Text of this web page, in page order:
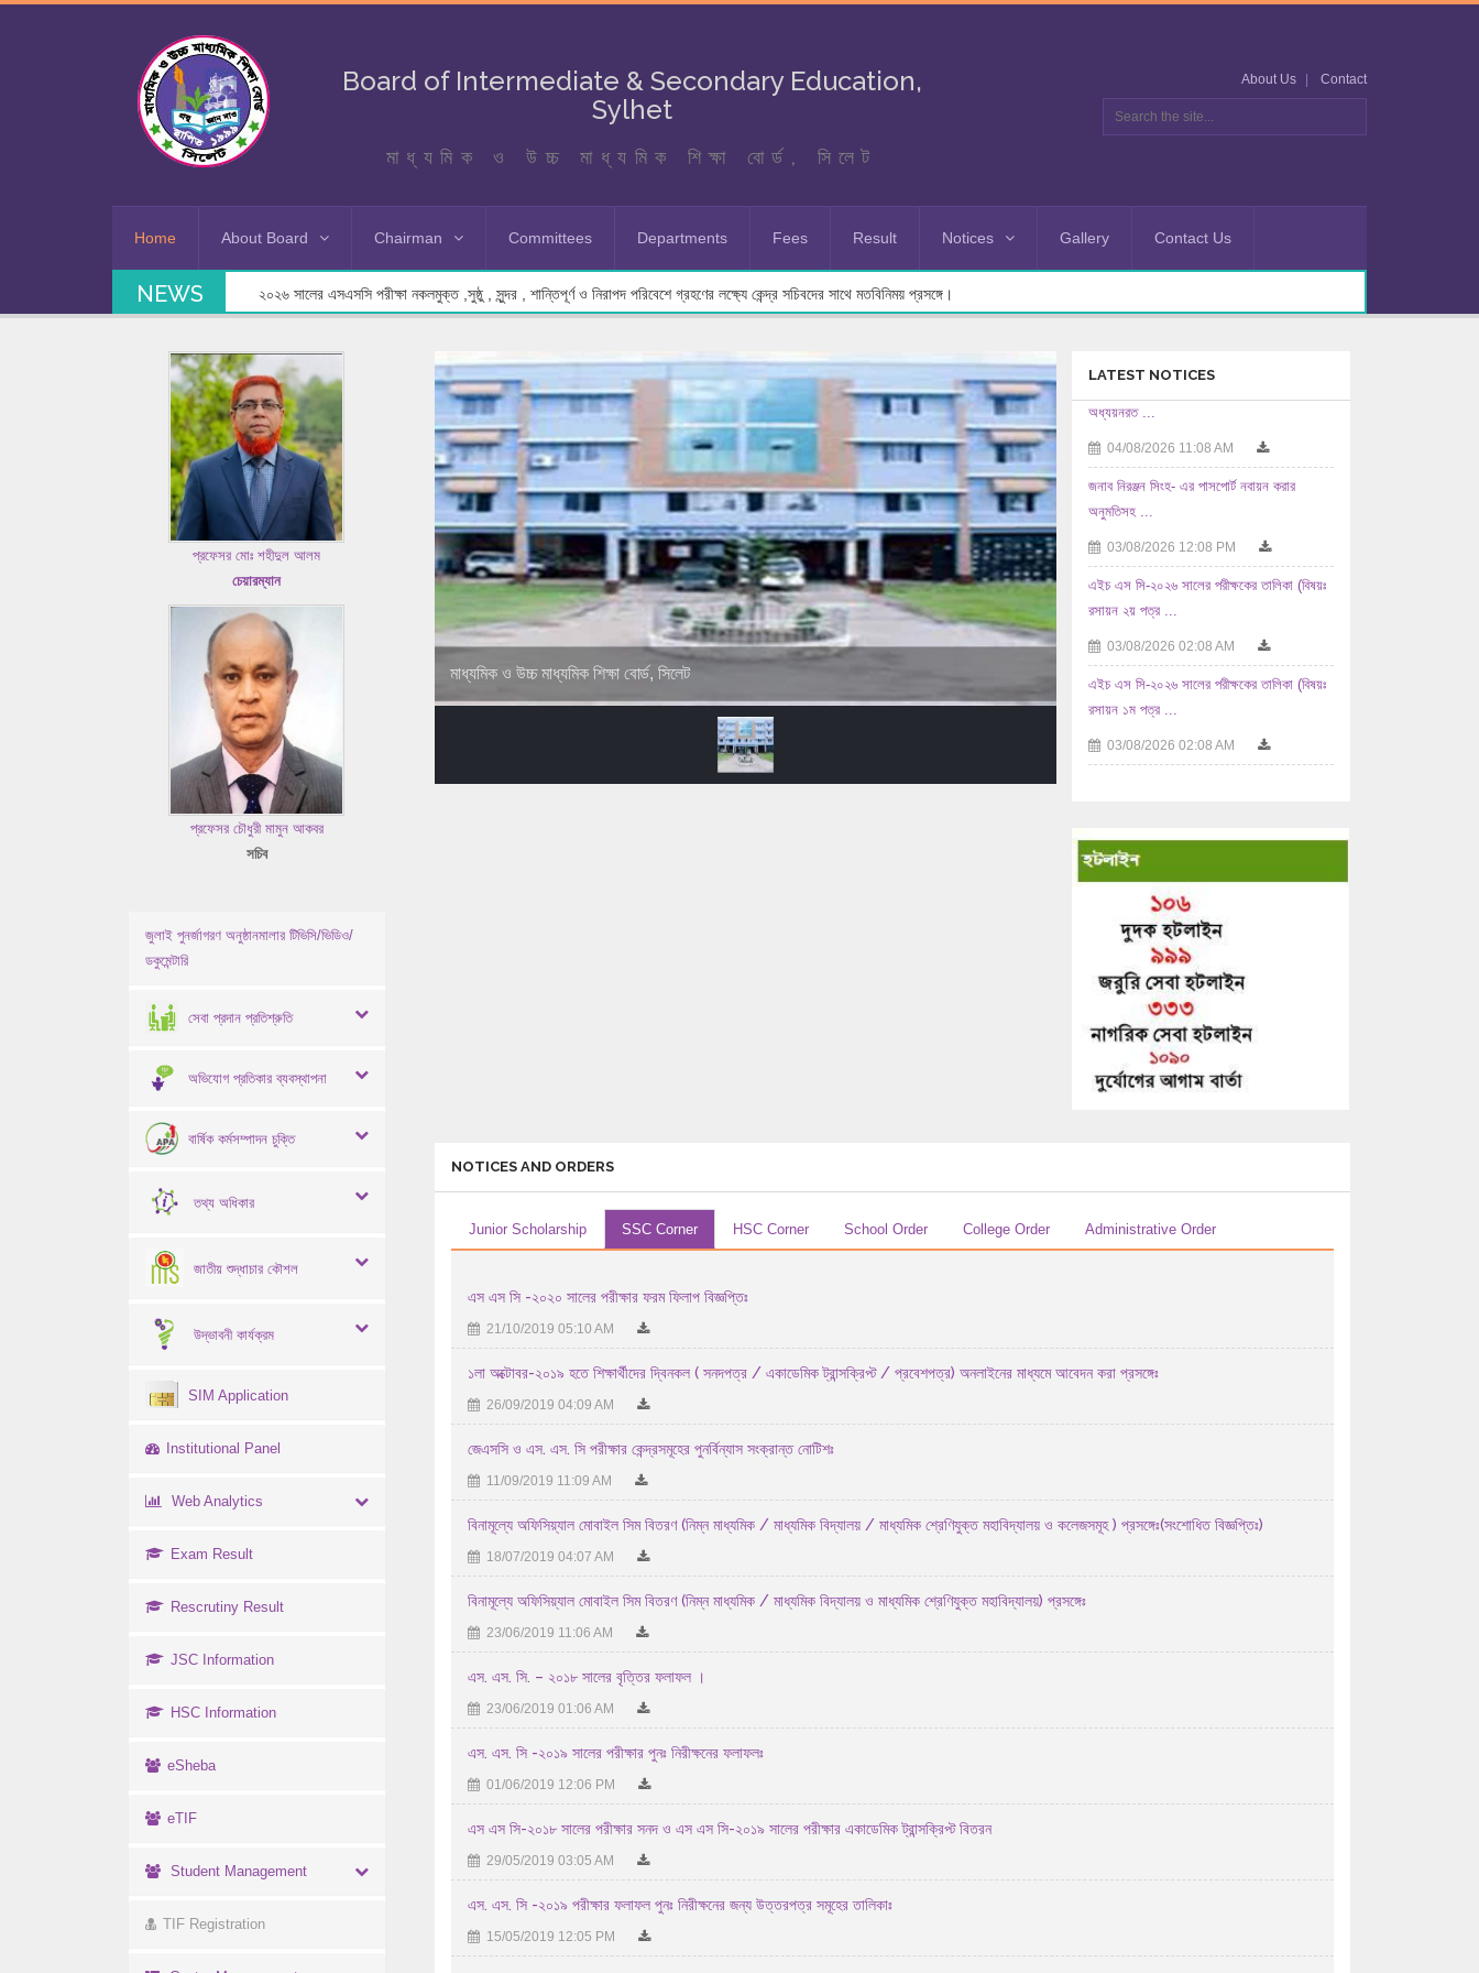
Board of Intermediate & Secondary Education,
Sylhet
মাধ্যমিক ও উচ্চ মাধ্যমিক শিক্ষা বোর্ড, সিলেট
About Us Contact
Home About Board Chairman Committees Departments Fees Result Notices Gallery Contact Us
NEWS ২০২৬ সালের এসএসসি পরীক্ষা নকলমুক্ত ,সুষ্ঠু , সুন্দর , শান্তিপূর্ণ ও নিরাপদ পরিবেশে গ্রহণের লক্ষ্যে কেন্দ্র সচিবদের সাথে মতবিনিময় প্রসঙ্গে।
প্রফেসর মোঃ শহীদুল আলম
চেয়ারম্যান
প্রফেসর চৌধুরী মামুন আকবর
সচিব
জুলাই পুনর্জাগরণ অনুষ্ঠানমালার টিভিসি/ভিডিও/
ডকুমেন্টারি
সেবা প্রদান প্রতিশ্রুতি
অভিযোগ প্রতিকার ব্যবস্থাপনা
বার্ষিক কর্মসম্পাদন চুক্তি
তথ্য অধিকার
জাতীয় শুদ্ধাচার কৌশল
উদ্ভাবনী কার্যক্রম
SIM Application
Institutional Panel
Web Analytics
Exam Result
Rescrutiny Result
JSC Information
HSC Information
eSheba
eTIF
Student Management
TIF Registration
মাধ্যমিক ও উচ্চ মাধ্যমিক শিক্ষা বোর্ড, সিলেট
LATEST NOTICES
অনুমতিসহ ...
03/08/2026 12:08 PM
রসায়ন ২য় পত্র ...
03/08/2026 02:08 AM
রসায়ন ১ম পত্র ...
03/08/2026 02:08 AM
...
যুক্তিবিদ্যা ...
02/08/2026 10:08 AM
এইচ এস সি-২০২৬ সালের পরীক্ষকের তালিকা (বিষয়ঃ
29/07/2026 04:07 AM
এইচ এস সি-২০২৬ সালের পরীক্ষকের তালিকা (বিষয়ঃ
29/07/2026 04:07 AM
এইচ এস সি-২০২৬ সালের পরীক্ষকের তালিকা (বিষয়ঃ
হিসাববিজ্ঞান ...
মূল্যায়নের পর ...
28/07/2026 12:07 PM
২০২৬ সালের এইচএসসি/সমমান পরীক্ষায় অংশগ্রহণ
প্রাইম মিনিস্টার্স গোল্ডকাপ ফুটবল টুর্নামেন্ট-২০২৬ ...
19/07/2026 11:07 AM
NOTICES AND ORDERS
Junior Scholarship SSC Corner HSC Corner School Order College Order Administrative Order
এস এস সি -২০২০ সালের পরীক্ষার ফরম ফিলাপ বিজ্ঞপ্তিঃ
21/10/2019 05:10 AM
১লা অক্টোবর-২০১৯ হতে শিক্ষার্থীদের দ্বিনকল ( সনদপত্র / একাডেমিক ট্রান্সক্রিপ্ট / প্রবেশপত্র) অনলাইনের মাধ্যমে আবেদন করা প্রসঙ্গেঃ
26/09/2019 04:09 AM
জেএসসি ও এস. এস. সি পরীক্ষার কেন্দ্রসমূহের পুনর্বিন্যাস সংক্রান্ত নোটিশঃ
11/09/2019 11:09 AM
বিনামূল্যে অফিসিয়্যাল মোবাইল সিম বিতরণ (নিম্ন মাধ্যমিক / মাধ্যমিক বিদ্যালয় / মাধ্যমিক শ্রেণিযুক্ত মহাবিদ্যালয় ও কলেজসমূহ ) প্রসঙ্গেঃ(সংশোধিত বিজ্ঞপ্তিঃ)
18/07/2019 04:07 AM
বিনামূল্যে অফিসিয়্যাল মোবাইল সিম বিতরণ (নিম্ন মাধ্যমিক / মাধ্যমিক বিদ্যালয় ও মাধ্যমিক শ্রেণিযুক্ত মহাবিদ্যালয়) প্রসঙ্গেঃ
23/06/2019 11:06 AM
এস. এস. সি. – ২০১৮ সালের বৃত্তির ফলাফল ।
23/06/2019 01:06 AM
এস. এস. সি -২০১৯ সালের পরীক্ষার পুনঃ নিরীক্ষনের ফলাফলঃ
01/06/2019 12:06 PM
এস এস সি-২০১৮ সালের পরীক্ষার সনদ ও এস এস সি-২০১৯ সালের পরীক্ষার একাডেমিক ট্রান্সক্রিপ্ট বিতরন
29/05/2019 03:05 AM
এস. এস. সি -২০১৯ পরীক্ষার ফলাফল পুনঃ নিরীক্ষনের জন্য উত্তরপত্র সমূহের তালিকাঃ
15/05/2019 12:05 PM